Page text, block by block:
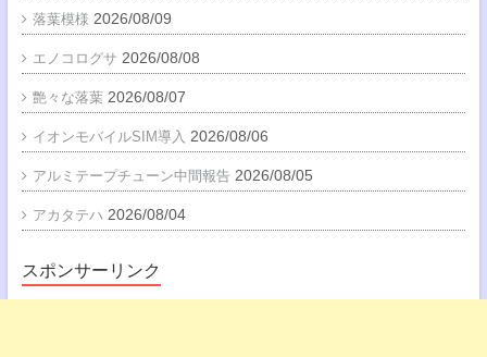
落葉模様 2026/08/09
エノコログサ 2026/08/08
艶々な落葉 2026/08/07
イオンモバイルSIM導入 2026/08/06
アルミテープチューン中間報告 2026/08/05
アカタテハ 2026/08/04
スポンサーリンク